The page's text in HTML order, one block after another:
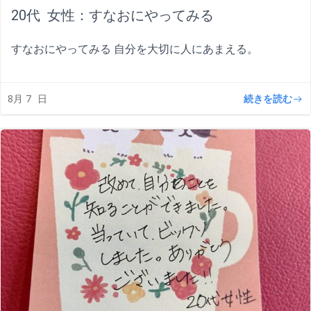
20代 女性：すなおにやってみる
すなおにやってみる 自分を大切に人にあまえる。
8月 7 日 続きを読む